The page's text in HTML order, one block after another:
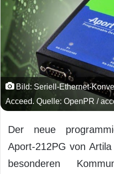
Bild: Seriell-Ethernet-
Acceed. Quelle: OpenPR /
Der neue
Aport-212PG von
besonderen